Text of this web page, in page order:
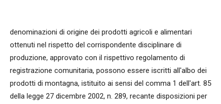
denominazioni di origine dei prodotti agricoli e alimentari
ottenuti nel rispetto del corrispondente disciplinare di
produzione, approvato con il rispettivo regolamento di
registrazione comunitaria, possono essere iscritti all'albo dei
prodotti di montagna, istituito ai sensi del comma 1 dell'art. 85
della legge 27 dicembre 2002, n. 289, recante disposizioni per